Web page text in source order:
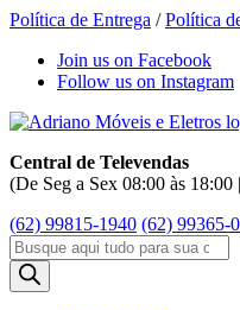
Política de Entrega /Política
Join us on Facebook
Follow us on Instagram
Central de Televendas
(De Seg a Sex 08:00 às 18:00
(62) 99815-1940 (62) 99365-
Pesquisar
produtos